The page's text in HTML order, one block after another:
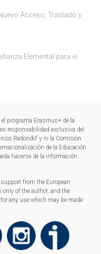
Acceso, Traslado y
Elemental para el
el programa Erasmus+ de la
responsabilidad exclusiva del
Redondo" y ni la Comisión
de la Educación
hacerse de la información
from the European
of the author, and the
any use which may be made